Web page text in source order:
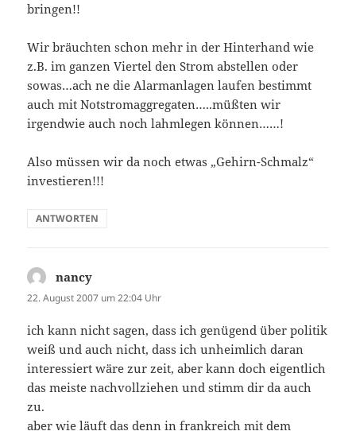
bringen!!
Wir bräuchten schon mehr in der Hinterhand wie
z.B. im ganzen Viertel den Strom abstellen oder
sowas…ach ne die Alarmanlagen laufen bestimmt
auch mit Notstromaggregaten…..müßten wir
irgendwie auch noch lahmlegen können……!
Also müssen wir da noch etwas „Gehirn-Schmalz“
investieren!!!
ANTWORTEN
nancy
22. August 2007 um 22:04 Uhr
ich kann nicht sagen, dass ich genügend über politik
weiß und auch nicht, dass ich unheimlich daran
interessiert wäre zur zeit, aber kann doch eigentlich
das meiste nachvollziehen und stimm dir da auch
zu.
aber wie läuft das denn in frankreich mit dem